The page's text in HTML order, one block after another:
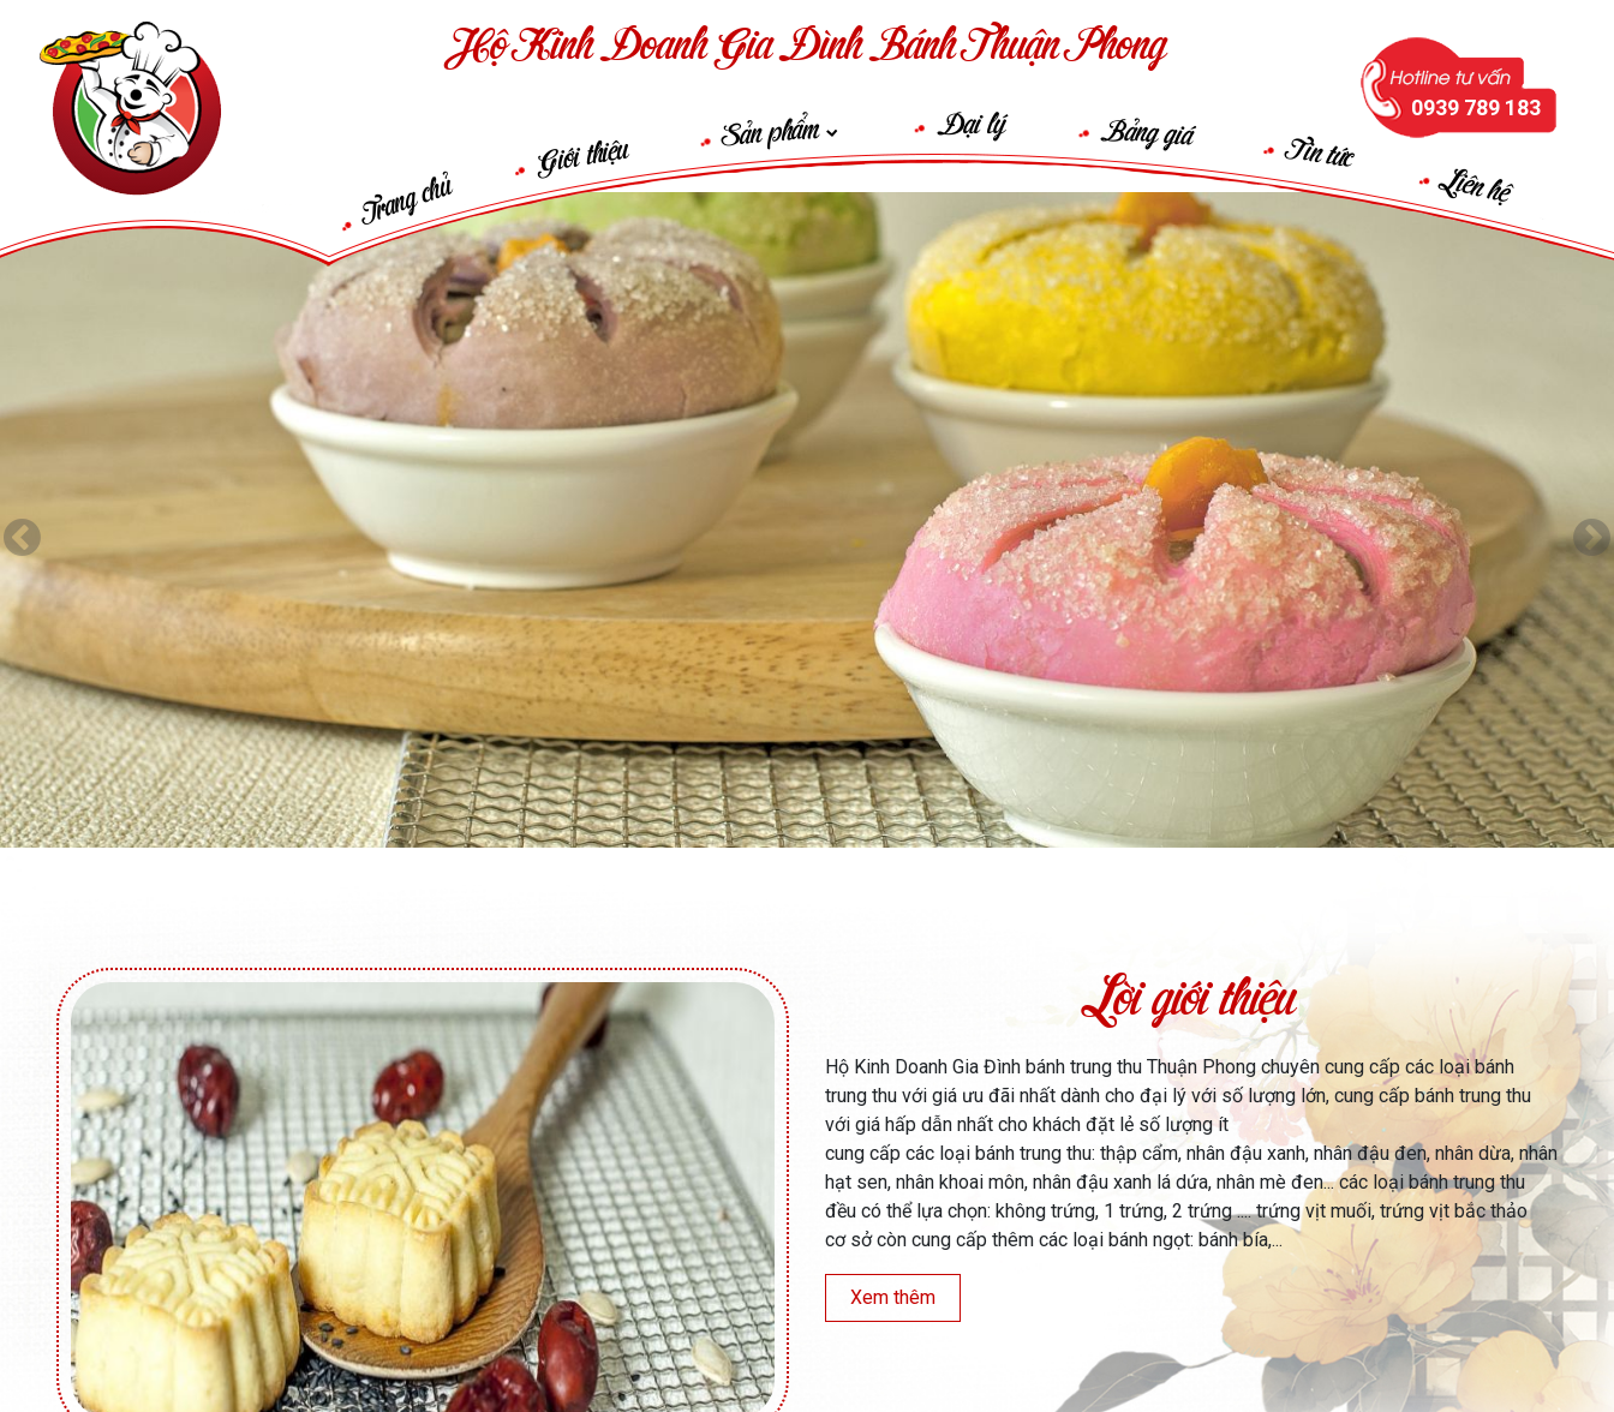
Hộ Kinh Doanh Gia Đình Bánh Thuận Phong
0939 789 183
Trang chủ
Giới thiệu
Sản phẩm Đại lý Bảng giá Tin tức
Liên hệ
Lời giới thiệu
Hộ Kinh Doanh Gia Đình bánh trung thu Thuận Phong chuyên cung cấp các loại bánh
trung thu với giá ưu đãi nhất dành cho đại lý với số lượng lớn, cung cấp bánh trung thu
với giá hấp dẫn nhất cho khách đặt lẻ số lượng ít
cung cấp các loại bánh trung thu: thập cẩm, nhân đậu xanh, nhân đậu đen, nhân dừa, nhân
hạt sen, nhân khoai môn, nhân đậu xanh lá dứa, nhân mè đen... các loại bánh trung thu
đều có thể lựa chọn: không trứng, 1 trứng, 2 trứng .... trứng vịt muối, trứng vịt bắc thảo
cơ sở còn cung cấp thêm các loại bánh ngọt: bánh bía,...
Xem thêm